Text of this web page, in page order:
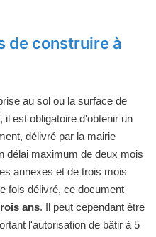
de construire à
au sol ou la surface de
, il est obligatoire d'obtenir un
délivré par la mairie
délai maximum de deux mois
annexes et de trois mois
fois délivré, ce document
ans. Il peut cependant être
l'autorisation de bâtir à 5